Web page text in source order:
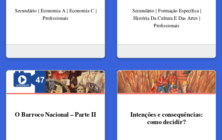
Secundário | Economia A | Economia C |
Profissionais
Secundário | Formação Específica |
História Da Cultura E Das Artes |
Profissionais
O Barroco Nacional – Parte II
Intenções e consequências:
como decidir?